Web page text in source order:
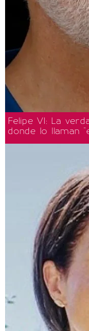
Felipe VI: La
donde lo llaman